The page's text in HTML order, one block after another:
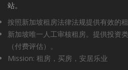
站。
按照新加坡租房法律法规提供有效的租
新加坡唯一人工审核租房。提供投资
（付费评估）。
Mission: 租房，买房，安居乐业